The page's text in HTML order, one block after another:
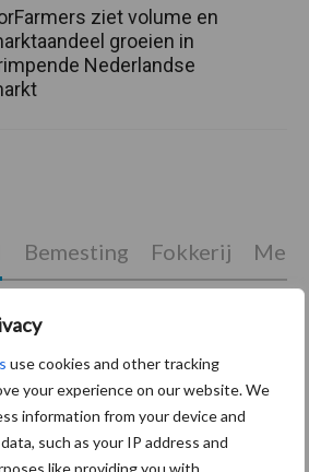
use cookies and other tracking
your experience on our website. We
information from your device and
such as your IP address and
like providing you with
ziet volume en
groeien in
Nederlandse
Bemesting Fokkerij
Hittestress